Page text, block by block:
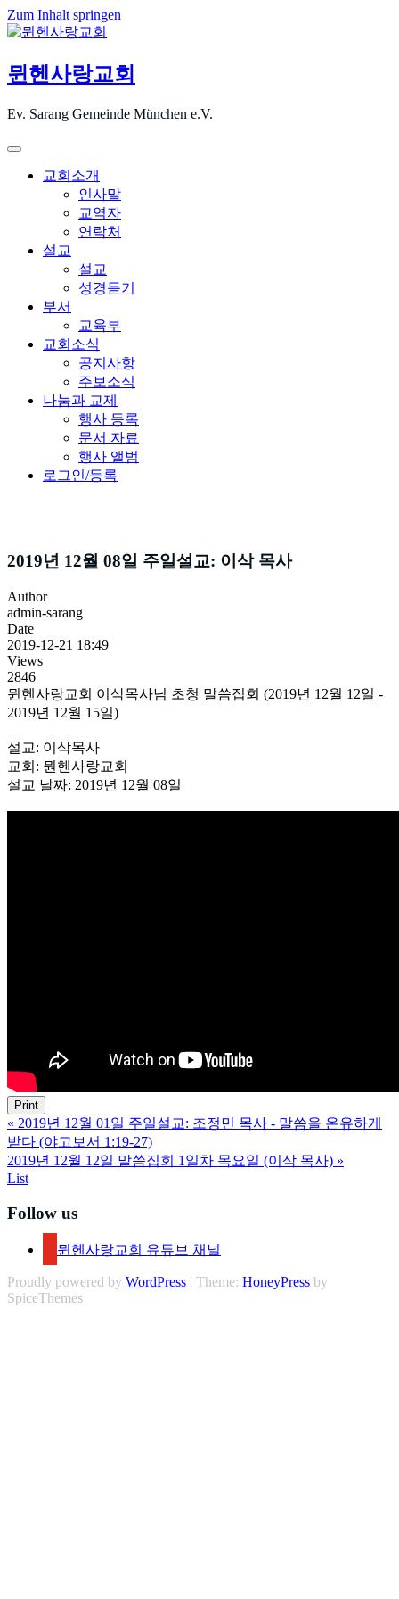
Zum Inhalt springen
뮌헨사랑교회
Ev. Sarang Gemeinde München e.V.
교회소개
인사말
교역자
연락처
설교
설교
성경듣기
부서
교육부
교회소식
공지사항
주보소식
나눔과 교제
행사 등록
문서 자료
행사 앨범
로그인/등록
2019년 12월 08일 주일설교: 이삭 목사
Author
admin-sarang
Date
2019-12-21 18:49
Views
2846
뮌헨사랑교회 이삭목사님 초청 말씀집회 (2019년 12월 12일 -
2019년 12월 15일)
설교: 이삭목사
교회: 뭔헨사랑교회
설교 날짜: 2019년 12월 08일
Print
« 2019년 12월 01일 주일설교: 조정민 목사 - 말씀을 온유하게
받다 (야고보서 1:19-27)
2019년 12월 12일 말씀집회 1일차 목요일 (이삭 목사) »
List
Follow us
뮌헨사랑교회 유튜브 채널
Proudly powered by WordPress | Theme: HoneyPress by
SpiceThemes